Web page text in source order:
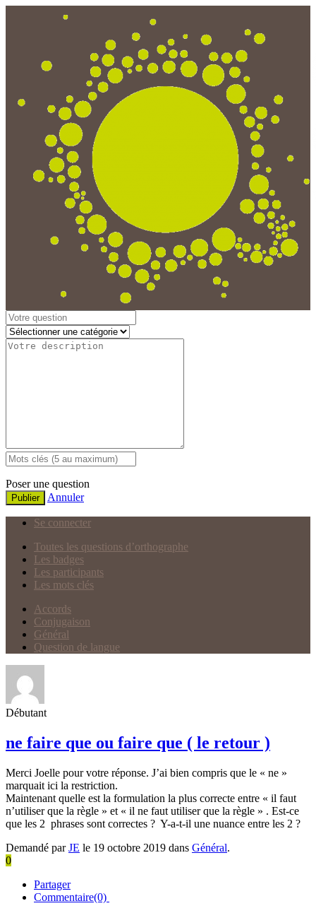
Poser une question
Publier Annuler
Se connecter
Toutes les questions d’orthographe
Les badges
Les participants
Les mots clés
Accords
Conjugaison
Général
Question de langue
Débutant
ne faire que ou faire que ( le retour )
Merci Joelle pour votre réponse. J’ai bien compris que le « ne »
marquait ici la restriction.
Maintenant quelle est la formulation la plus correcte entre « il faut
n’utiliser que la règle » et « il ne faut utiliser que la règle » . Est-ce
que les 2 phrases sont correctes ? Y-a-t-il une nuance entre les 2 ?
Demandé parJE le 19 octobre 2019 dans Général.
0
Partager
Commentaire(0)